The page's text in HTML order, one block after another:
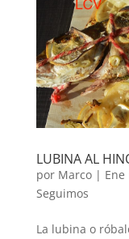
LUBINA AL
por Marco| Ene
Seguimos
La lubina o